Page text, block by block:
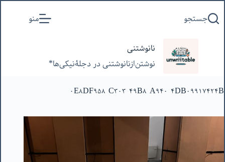
به
جستجو منو
نانوشتنی
نوشتن‌از‌نانوشتنی‌ در‌ دجلۀنیکی‌ها*
0E8DF958-C303-49B8-A940-4DB09917424B